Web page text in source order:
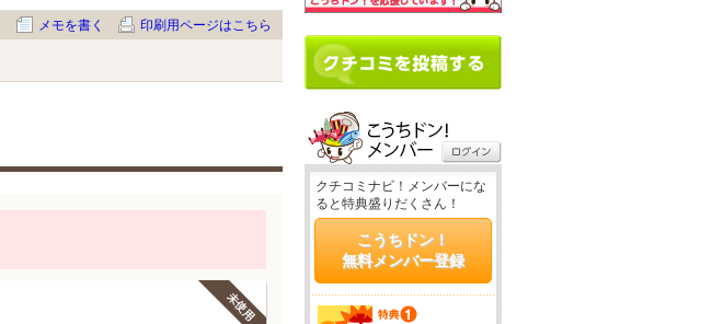
メモを書く 印刷用ページはこちら
未使用
クチコミナビ！メンバーにな
ると特典盛りだくさん！
こうちドン！
無料メンバー登録